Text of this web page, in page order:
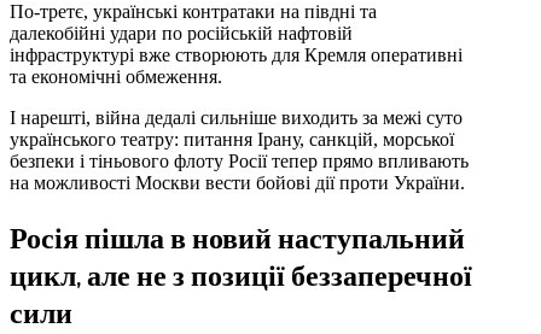
По-третє, українські контратаки на півдні та
далекобійні удари по російській нафтовій
інфраструктурі вже створюють для Кремля оперативні
та економічні обмеження.
І нарешті, війна дедалі сильніше виходить за межі суто
українського театру: питання Ірану, санкцій, морської
безпеки і тіньового флоту Росії тепер прямо впливають
на можливості Москви вести бойові дії проти України.
Росія пішла в новий наступальний
цикл, але не з позиції беззаперечної
сили